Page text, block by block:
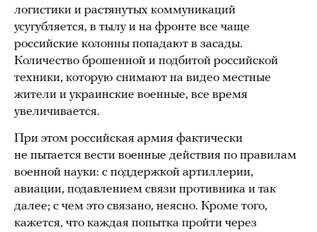
логистики и растянутых коммуникаций
усугубляется, в тылу и на фронте все чаще
российские колонны попадают в засады.
Количество брошенной и подбитой российской
техники, которую снимают на видео местные
жители и украинские военные, все время
увеличивается.
При этом российская армия фактически
не пытается вести военные действия по правилам
военной науки: с поддержкой артиллерии,
авиации, подавлением связи противника и так
далее; с чем это связано, неясно. Кроме того,
кажется, что каждая попытка пройти через